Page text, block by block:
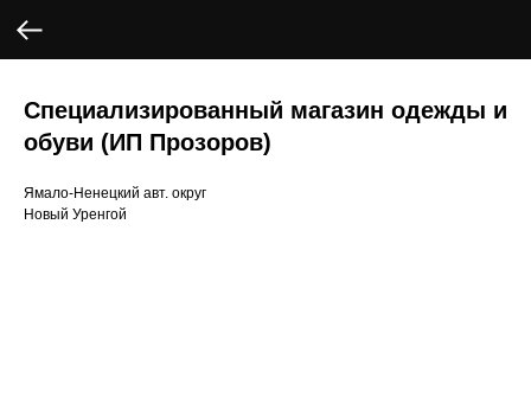
Специализированный магазин одежды и
обуви (ИП Прозоров)
Ямало-Ненецкий авт. округ
Новый Уренгой